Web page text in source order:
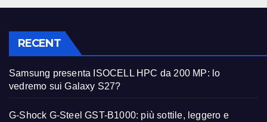
RECENT
Samsung presenta ISOCELL HPC da 200 MP: lo
vedremo sui Galaxy S27?
G-Shock G-Steel GST-B1000: più sottile, leggero e